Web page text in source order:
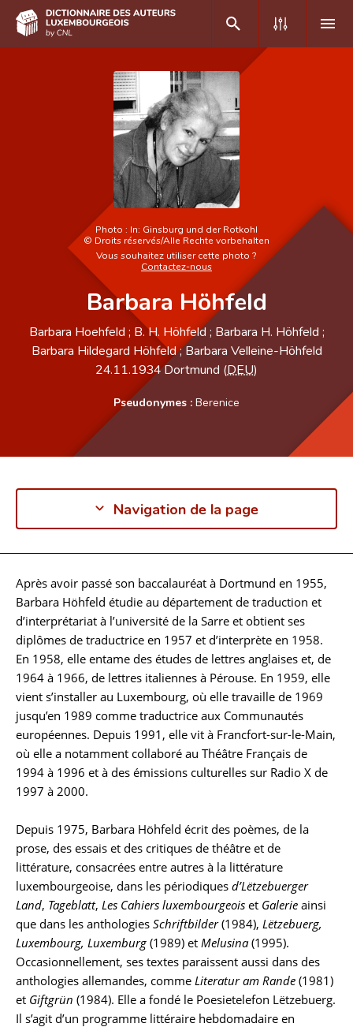
Recherche avancée
Foire aux questions
Équipe scientifique
Contact
Photo : In: Ginsburg und der Rotkohl
© Droits réservés/Alle Rechte vorbehalten
Vous souhaitez utiliser cette photo ?
Contactez-nous
Barbara Höhfeld
Barbara Hoehfeld ; B. H. Höhfeld ; Barbara H. Höhfeld ;
Barbara Hildegard Höhfeld ; Barbara Velleine-Höhfeld
24.11.1934Dortmund (DEU)
Pseudonymes : Berenice
Navigation de la page
Biographie
Après avoir passé son baccalauréat à Dortmund en 1955,
Barbara Höhfeld étudie au département de traduction et
d’interprétariat à l’université de la Sarre et obtient ses
diplômes de traductrice en 1957 et d’interprète en 1958.
En 1958, elle entame des études de lettres anglaises et, de
1964 à 1966, de lettres italiennes à Pérouse. En 1959, elle
vient s’installer au Luxembourg, où elle travaille de 1969
jusqu’en 1989 comme traductrice aux Communautés
européennes. Depuis 1991, elle vit à Francfort-sur-le-Main,
où elle a notamment collaboré au Théâtre Français de
1994 à 1996 et à des émissions culturelles sur Radio X de
1997 à 2000.
Depuis 1975, Barbara Höhfeld écrit des poèmes, de la
prose, des essais et des critiques de théâtre et de
littérature, consacrées entre autres à la littérature
luxembourgeoise, dans les périodiques d’Lëtzebuerger
Land, Tageblatt, Les Cahiers luxembourgeois et Galerie ainsi
que dans les anthologies Schriftbilder(1984), Lëtzebuerg,
Luxembourg, Luxemburg (1989) et Melusina(1995).
Occasionnellement, ses textes paraissent aussi dans des
anthologies allemandes, comme Literatur am Rande (1981)
et Giftgrün (1984). Elle a fondé le Poesietelefon Lëtzebuerg.
Il s’agit d’un programme littéraire hebdomadaire en